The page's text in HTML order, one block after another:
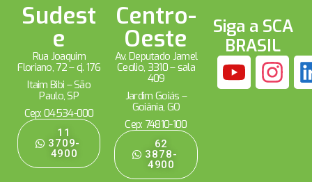
Sudest
e
Rua Joaquim
Floriano, 72 – cj. 176
Itaim Bibi – São
Paulo, SP
Cep: 04534-000
11
3709-
4900
Centro-
Oeste
Av. Deputado Jamel
Cecílio, 3310 – sala
409
Jardim Goiás –
Goiânia, GO
Cep: 74810-100
62
3878-
4900
Siga a SCA
BRASIL